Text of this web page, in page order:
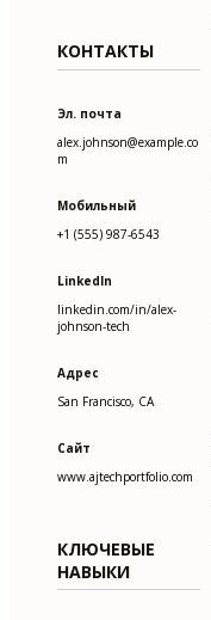
КОНТАКТЫ
Эл. почта
alex.johnson@example.co
m
Мобильный
+1 (555) 987-6543
LinkedIn
linkedin.com/in/alex-
johnson-tech
Адрес
San Francisco, CA
Сайт
www.ajtechportfolio.com
КЛЮЧЕВЫЕ
НАВЫКИ